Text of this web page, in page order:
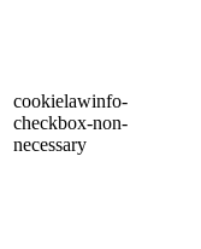
cookielawinfo-
checkbox-non-
necessary